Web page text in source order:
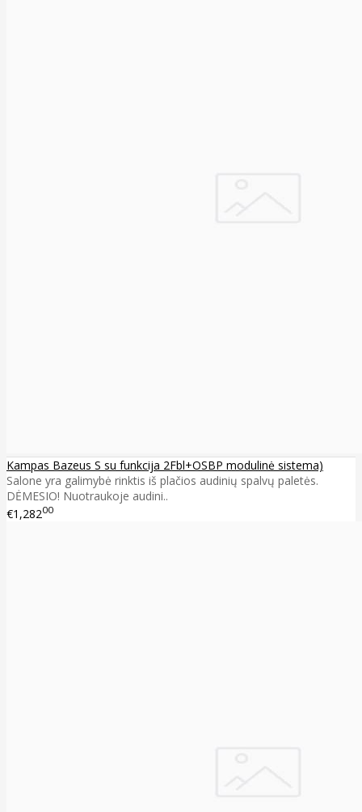
Kampas Bazeus S su funkcija 2Fbl+OSBP modulinė sistema)
Salone yra galimybė rinktis iš plačios audinių spalvų paletės.
DĖMESIO! Nuotraukoje audini..
€1,28200